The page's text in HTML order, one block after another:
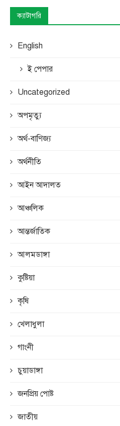
ক্যাটাগরি
English
ই পেপার
Uncategorized
অপমৃত্যু
অর্থ-বাণিজ্য
অর্থনীতি
আইন আদালত
আঞ্চলিক
আন্তর্জাতিক
আলমডাঙ্গা
কুষ্টিয়া
কৃষি
খেলাধুলা
গাংনী
চুয়াডাঙ্গা
জনপ্রিয় পোষ্ট
জাতীয়